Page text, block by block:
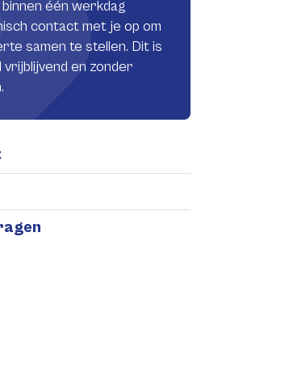
één werkdag
contact met je op om
samen te stellen. Dit is
vrijblijvend en zonder